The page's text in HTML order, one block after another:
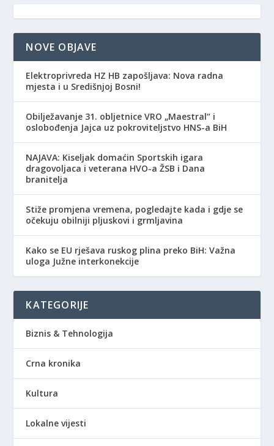
NOVE OBJAVE
Elektroprivreda HZ HB zapošljava: Nova radna
mjesta i u Središnjoj Bosni!
Obilježavanje 31. obljetnice VRO „Maestral“ i
oslobođenja Jajca uz pokroviteljstvo HNS-a BiH
NAJAVA: Kiseljak domaćin Sportskih igara
dragovoljaca i veterana HVO-a ŽSB i Dana
branitelja
Stiže promjena vremena, pogledajte kada i gdje se
očekuju obilniji pljuskovi i grmljavina
Kako se EU rješava ruskog plina preko BiH: Važna
uloga Južne interkonekcije
KATEGORIJE
Biznis & Tehnologija
Crna kronika
Kultura
Lokalne vijesti